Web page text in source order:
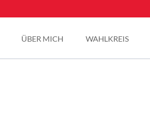
ÜBER MICH WAHLKREIS